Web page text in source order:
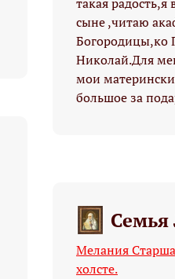
сыне ,читаю
Богородицы,ко
Николай.Для
мои
большое за
Семья
Мелания
холсте.